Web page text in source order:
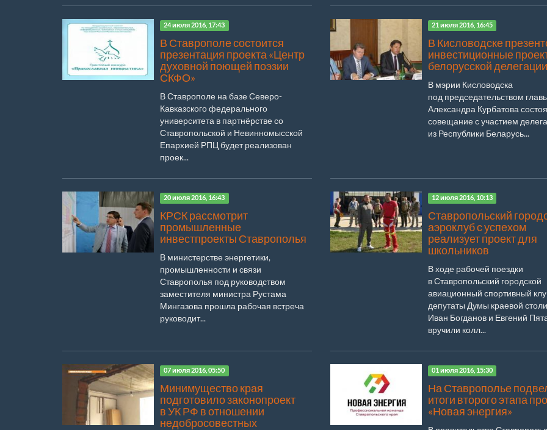
24 июля 2016, 17:43
В Ставрополе состоится
презентация проекта «Центр
духовной поющей поэзии
СКФО»
В Ставрополе на базе Северо-
Кавказского федерального
университета в партнёрстве со
Ставропольской и Невинномысской
Епархией РПЦ будет реализован
проек...
21 июля 2016, 16:45
В Кисловодске
инвестиционные
белорусской делегации
В мэрии Кисловодска
под председательством
Александра Курбатова
совещание с участием
из Республики Беларусь...
20 июля 2016, 16:43
КРСК рассмотрит
промышленные
инвестпроекты Ставрополья
В министерстве энергетики,
промышленности и связи
Ставрополья под руководством
заместителя министра Рустама
Мингазова прошла рабочая встреча
руководит...
12 июля 2016, 10:13
Ставропольский
аэроклуб с успехом
реализует проект для
школьников
В ходе рабочей поездки
в Ставропольский городской
авиационный спортивный
депутаты Думы краевой
Иван Богданов и Евгений
вручили колл...
07 июля 2016, 05:50
Минимущество края
подготовило законопроект
в УК РФ в отношении
недобросовестных
01 июля 2016, 15:30
На Ставрополье
итоги второго этапа
«Новая энергия»